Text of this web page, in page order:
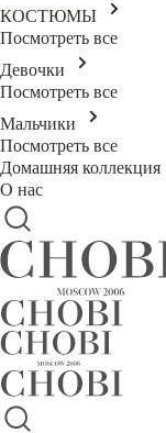
КОСТЮМЫ
Посмотреть все
Девочки
Посмотреть все
Мальчики
Посмотреть все
Домашняя коллекция
О нас